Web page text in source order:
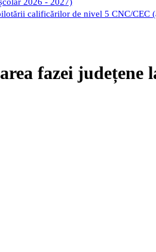
calificărilor de nivel 5 CNC/CEC
fazei județene